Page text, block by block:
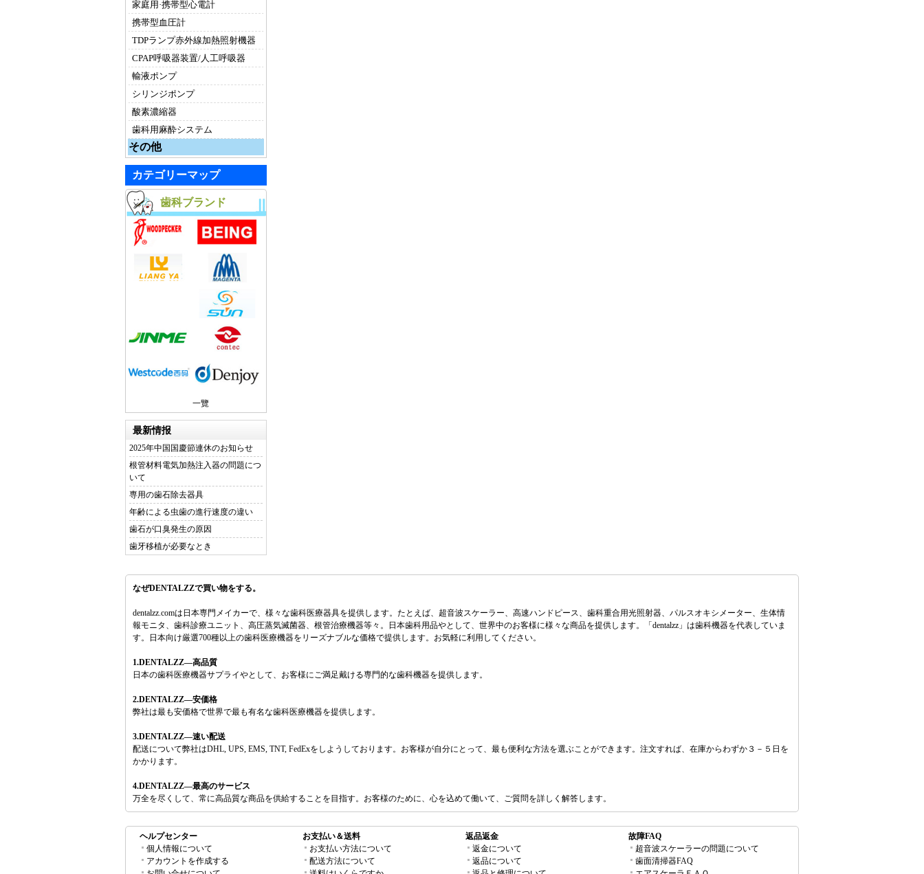
家庭用·携帯型心電計
携帯型血圧計
TDPランプ赤外線加熱照射機器
CPAP呼吸器装置/人工呼吸器
輸液ポンプ
シリンジポンプ
酸素濃縮器
歯科用麻酔システム
その他
カテゴリーマップ
歯科ブランド
一覽
最新情报
2025年中国国慶節連休のお知らせ
根管材料電気加熱注入器の問題につ
いて
専用の歯石除去器具
年齢による虫歯の進行速度の違い
歯石が口臭発生の原因
歯牙移植が必要なとき
なぜDENTALZZで買い物をする。
dentalzz.comは日本専門メイカーで、様々な歯科医療器具を提供します。たとえば、超音波スケーラー、高速ハンドピース、歯科重合用光照射器、パルスオキシメーター、生体情
報モニタ、歯科診療ユニット、高圧蒸気滅菌器、根管治療機器等々。日本歯科用品やとして、世界中のお客様に様々な商品を提供します。「dentalzz」は歯科機器を代表していま
す。日本向け厳選700種以上の歯科医療機器をリーズナブルな価格で提供します。お気軽に利用してください。
1.DENTALZZ―高品質
日本の歯科医療機器サプライやとして、お客様にご満足戴ける専門的な歯科機器を提供します。
2.DENTALZZ―安価格
弊社は最も安価格で世界で最も有名な歯科医療機器を提供します。
3.DENTALZZ―速い配送
配送について弊社はDHL, UPS, EMS, TNT, FedExをしようしております。お客様が自分にとって、最も便利な方法を選ぶことができます。注文すれば、在庫からわずか３－５日を
かかります。
4.DENTALZZ―最高のサービス
万全を尽くして、常に高品質な商品を供給することを目指す。お客様のために、心を込めて働いて、ご質問を詳しく解答します。
ヘルプセンター
個人情報について
アカウントを作成する
お支払い＆送料
お支払い方法について
配送方法について
返品返金
返金について
返品について
故障FAQ
超音波スケーラーの問題について
歯面清掃器FAQ